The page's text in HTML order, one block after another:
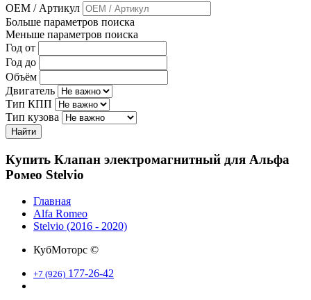
OEM / Артикул
Больше параметров поиска
Меньше параметров поиска
Год от
Год до
Объём
Двигатель
Тип КПП
Тип кузова
Найти
Купить Клапан электромагнитный для Альфа
Ромео Stelvio
Главная
Alfa Romeo
Stelvio (2016 - 2020)
КубМоторс ©
+7 (926) 177-26-42